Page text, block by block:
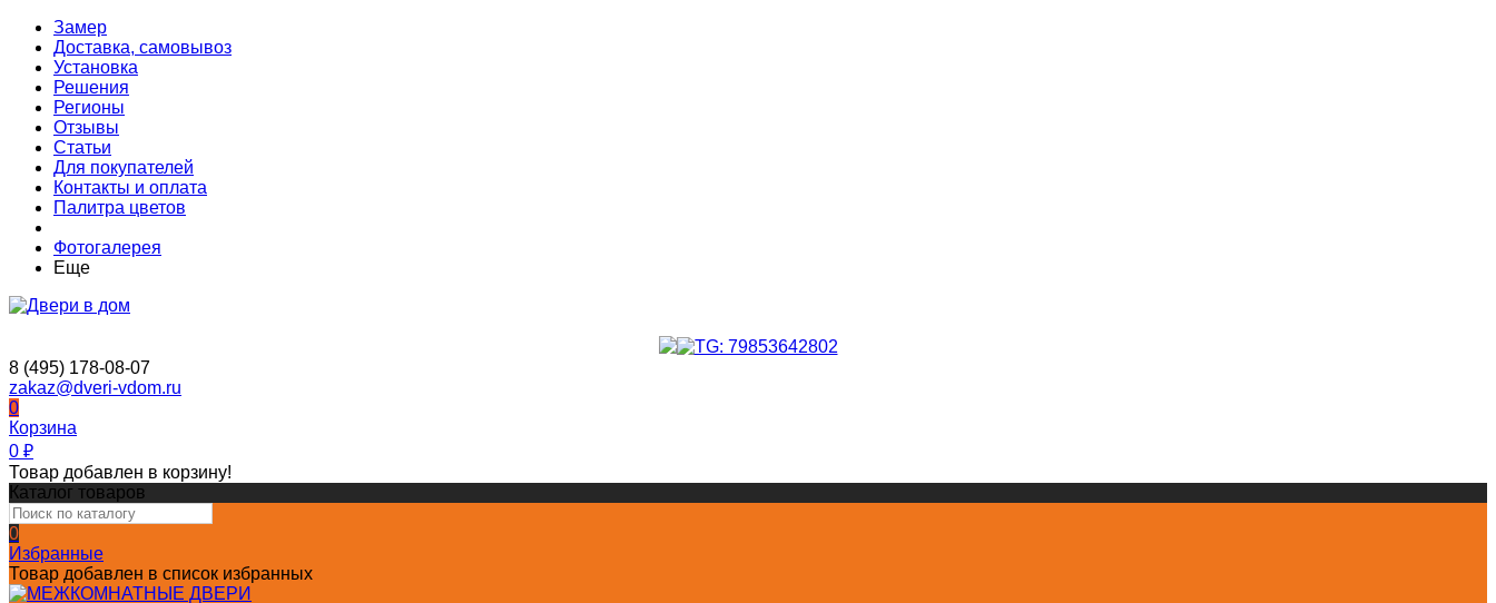
Замер
Доставка, самовывоз
Установка
Решения
Регионы
Отзывы
Статьи
Для покупателей
Контакты и оплата
Палитра цветов
Фотогалерея
Еще
8 (495) 178-08-07
zakaz@dveri-vdom.ru
0
Корзина
0 ₽
Товар добавлен в корзину!
Каталог товаров
0
Избранные
Товар добавлен в список избранных